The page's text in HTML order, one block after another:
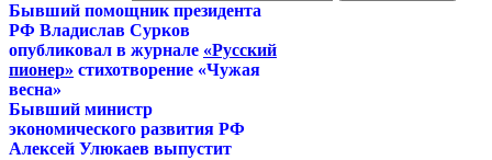
Бывший помощник президента
РФ Владислав Сурков
опубликовал в журнале «Русский
пионер» стихотворение «Чужая
весна»
Бывший министр
экономического развития РФ
Алексей Улюкаев выпустит